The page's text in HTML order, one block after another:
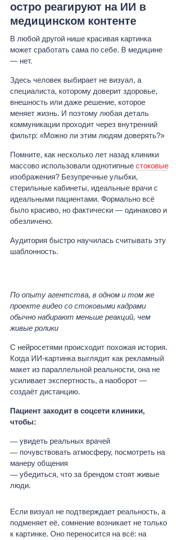
остро реагируют на ИИ в
медицинском контенте
В любой другой нише красивая картинка
может сработать сама по себе. В медицине
— нет.
Здесь человек выбирает не визуал, а
специалиста, которому доверит здоровье,
внешность или даже решение, которое
меняет жизнь. И поэтому любая деталь
коммуникации проходит через внутренний
фильтр: «Можно ли этим людям доверять?»
Помните, как несколько лет назад клиники
массово использовали однотипные стоковые
изображения? Безупречные улыбки,
стерильные кабинеты, идеальные врачи с
идеальными пациентами. Формально всё
было красиво, но фактически — одинаково и
обезличено.
Аудитория быстро научилась считывать эту
шаблонность.
По опыту агентства, в одном и том же
проекте видео со стоковыми кадрами
обычно набирают меньше реакций, чем
живые ролики
С нейросетями происходит похожая история.
Когда ИИ-картинка выглядит как рекламный
макет из параллельной реальности, она не
усиливает экспертность, а наоборот —
создаёт дистанцию.
Пациент заходит в соцсети клиники,
чтобы:
увидеть реальных врачей
почувствовать атмосферу, посмотреть на
манеру общения
убедиться, что за брендом стоят живые
люди.
Если визуал не подтверждает реальность, а
подменяет её, сомнение возникает не только
к картинке. Оно переносится на всё: на